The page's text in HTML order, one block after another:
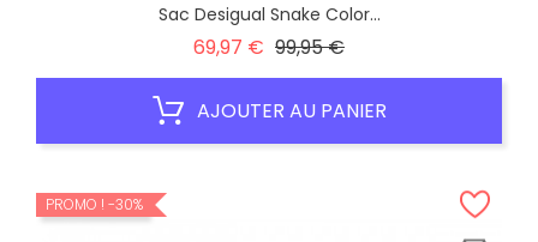
Sac Desigual Snake Color...
69,97 € Prix
99,95 €Prix
AJOUTER AU PANIER
PROMO ! -30%